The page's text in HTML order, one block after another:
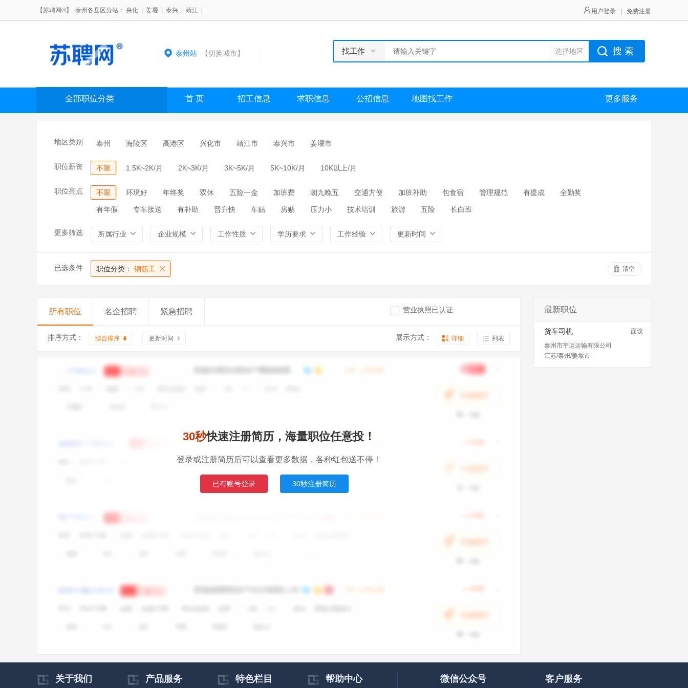
【苏聘网®】 泰州各县区分站： 兴化 姜堰 泰兴 靖江 用户登录 免费注册
泰州站【切换城市】 找工作 选择地区 搜 索
全部职位分类 首 页 招工信息 求职信息 公招信息 地图找工作 更多服务
地区类别 泰州 海陵区 高港区 兴化市 靖江市 泰兴市 姜堰市
职位薪资 不限 1.5K~2K/月 2K~3K/月 3K~5K/月 5K~10K/月 10K以上/月
职位亮点 不限 环境好 年终奖 双休 五险一金 加班费 朝九晚五 交通方便 加班补助 包食宿 管理规范 有提成 全勤奖
有年假 专车接送 有补助 晋升快 车贴 房贴 压力小 技术培训 旅游 五险 长白班
更多筛选 所属行业 企业规模 工作性质 学历要求 工作经验 更新时间
已选条件 职位分类： 钢筋工 清空
所有职位 名企招聘 紧急招聘 营业执照已认证
排序方式： 综合排序 更新时间 展示方式： 详细 列表
30秒快速注册简历，海量职位任意投！
登录或注册简历后可以查看更多数据，各种红包送不停！
已有账号登录 30秒注册简历
最新职位
货车司机
面议
泰州市宇运运输有限公司
江苏/泰州/姜堰市
关于我们 产品服务 特色栏目 帮助中心 微信公众号 客户服务